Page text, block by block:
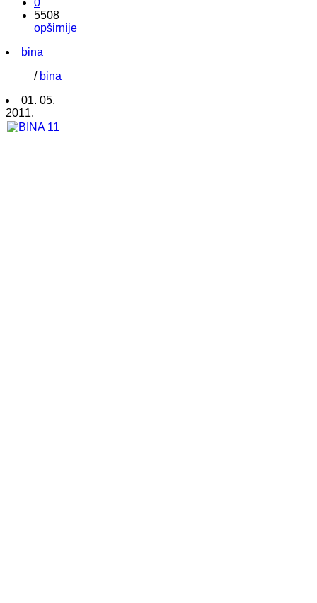
0
5508
opširnije
bina
/ bina
01. 05.
2011.